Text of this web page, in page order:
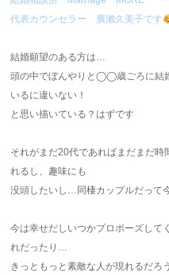
代表カウンセラー 廣瀨久美子です
結婚願望のある方は…
頭の中でぼんやりと◯◯歳ごろに結
いるに違いない！
と思い描いている？はずです
それがまだ20代であればまだまだ時
れるし、趣味にも
没頭したいし…同棲カップルだって
今は幸せだしいつかプロポーズして
れだったり…
きっともっと素敵な人が現れるだろ